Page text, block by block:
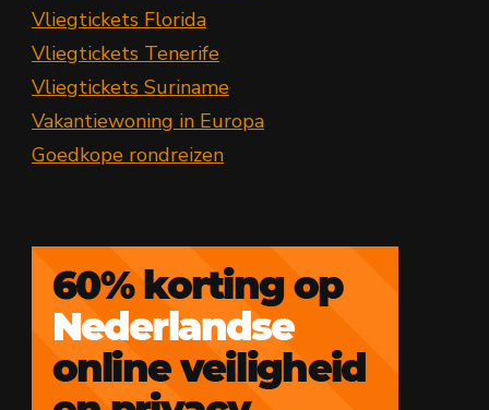
Vliegtickets Florida
Vliegtickets Tenerife
Vliegtickets Suriname
Vakantiewoning in Europa
Goedkope rondreizen